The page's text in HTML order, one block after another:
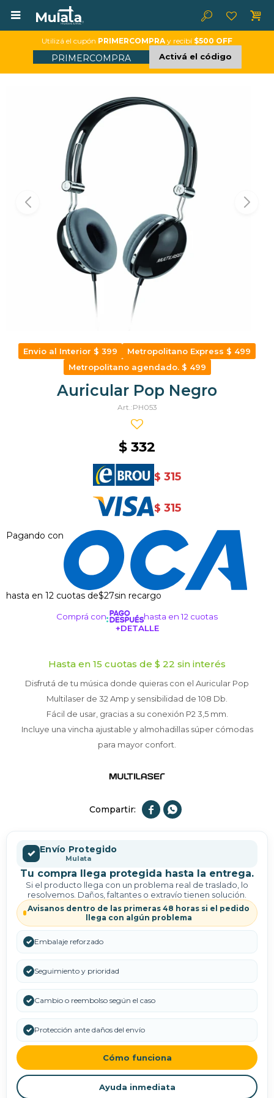

Utilizá el cupón PRIMERCOMPRA y recibí $500 OFF
PRIMERCOMPRA Activá el código
Envio al Interior $ 399
Metropolitano Express $ 499
Metropolitano agendado. $ 499
Auricular Pop Negro
PH053
$ 332
$ 315
$ 315
Pagando con
hasta en 12 cuotas de$27sin recargo
Comprá con
hasta en 12 cuotas
+DETALLE
Hasta en 15 cuotas de $ 22 sin interés
Disfrutá de tu música donde quieras con el Auricular Pop
Multilaser de 32 Amp y sensibilidad de 108 Db.
Fácil de usar, gracias a su conexión P2 3,5 mm.
Incluye una vincha ajustable y almohadillas súper cómodas
para mayor confort.
 
✓ Envío Protegido
Mulata
Tu compra llega protegida hasta la entrega.
Si el producto llega con un problema real de traslado, lo
resolvemos. Daños, faltantes o extravío tienen solución.
Avisanos dentro de las primeras 48 horas si el pedido
llega con algún problema
✓ Embalaje reforzado
✓ Seguimiento y prioridad
✓ Cambio o reembolso según el caso
✓ Protección ante daños del envío
Cómo funciona
Ayuda inmediata